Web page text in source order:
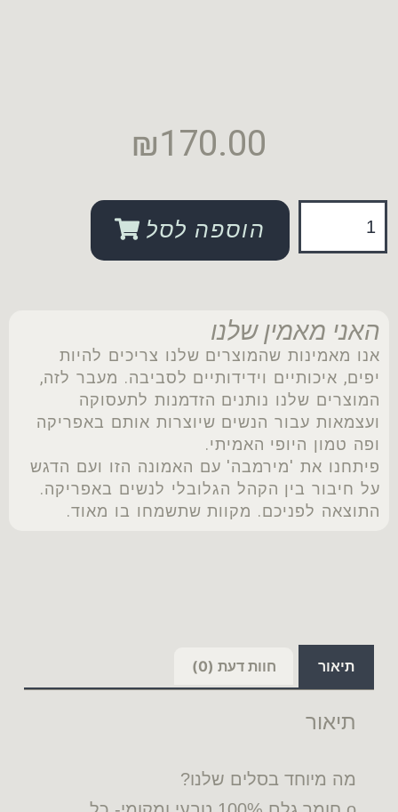
₪170.00
הוספה לסל
האני מאמין שלנו
אנו מאמינות שהמוצרים שלנו צריכים להיות
יפים, איכותיים וידידותיים לסביבה. מעבר לזה,
המוצרים שלנו נותנים הזדמנות לתעסוקה
ועצמאות עבור הנשים שיוצרות אותם באפריקה
ופה טמון היופי האמיתי.
פיתחנו את 'מירמבה' עם האמונה הזו ועם הדגש
על חיבור בין הקהל הגלובלי לנשים באפריקה.
התוצאה לפניכם. מקוות שתשמחו בו מאוד.
תיאור חוות דעת (0)
תיאור
מה מיוחד בסלים שלנו?